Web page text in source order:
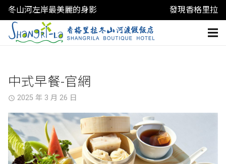
冬山河左岸最美麗的身影 發現香格里拉
中式早餐-官網
access_time 2025 年 3 月 26 日